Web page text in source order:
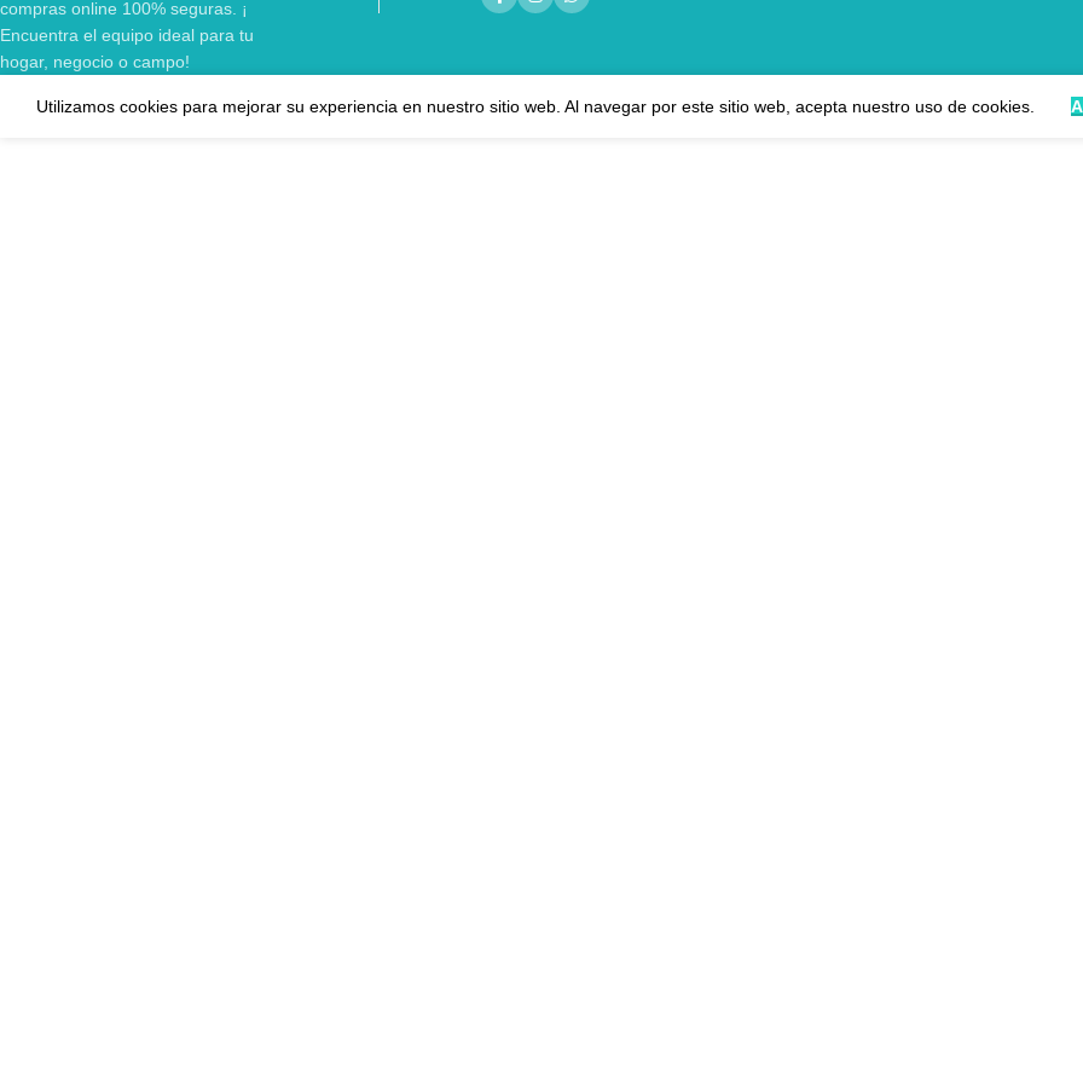
compras online 100% seguras. ¡
Encuentra el equipo ideal para tu
hogar, negocio o campo!
Utilizamos cookies para mejorar su experiencia en nuestro sitio web. Al navegar por este sitio web, acepta nuestro uso de cookies.